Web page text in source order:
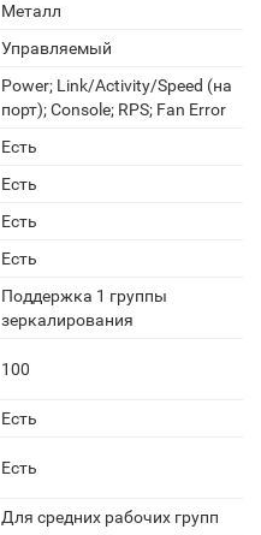
Металл
Управляемый
Power; Link/Activity/Speed (на
порт); Console; RPS; Fan Error
Есть
Есть
Есть
Есть
Поддержка 1 группы
зеркалирования
100
Есть
Есть
Для средних рабочих групп